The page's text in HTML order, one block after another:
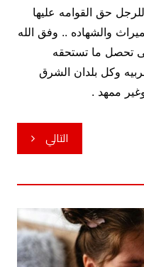
حق القوامه عليها
والشهاده .. وفق الله
تحصل ما تستحقه
وكل بلدان الشرق
ممهد .
التالي